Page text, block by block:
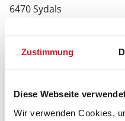
Zustimmung
Diese Webseite
Wir verwenden Cookies,
6470 Sydals